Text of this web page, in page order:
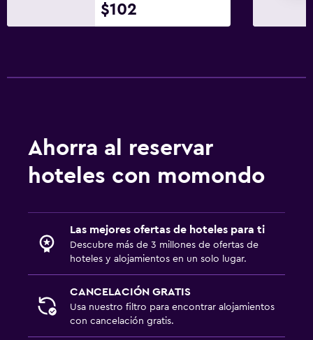
$102
Ahorra al reservar
hoteles con momondo
Las mejores ofertas de hoteles para ti
Descubre más de 3 millones de ofertas de
hoteles y alojamientos en un solo lugar.
CANCELACIÓN GRATIS
Usa nuestro filtro para encontrar alojamientos
con cancelación gratis.